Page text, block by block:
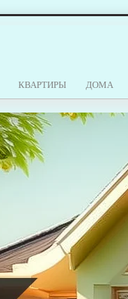
КВАРТИРЫ ДОМА